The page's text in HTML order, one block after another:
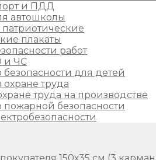
и ПДД
автошколы
плакаты
работ
и ЧС
безопасности для детей
труда
труда на производстве
пожарной безопасности